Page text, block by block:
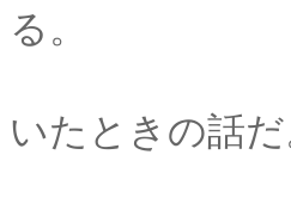
る。
それは確
いたときの話だ